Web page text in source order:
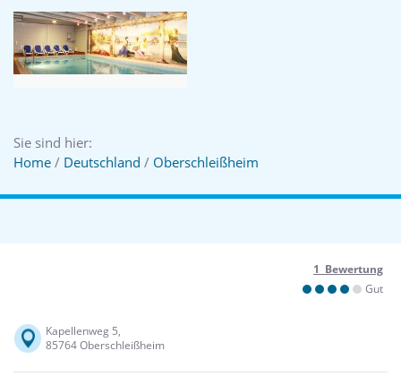
Sie sind hier:
Home / Deutschland / Oberschleißheim
1 Bewertung
Gut
Kapellenweg 5,
85764 Oberschleißheim